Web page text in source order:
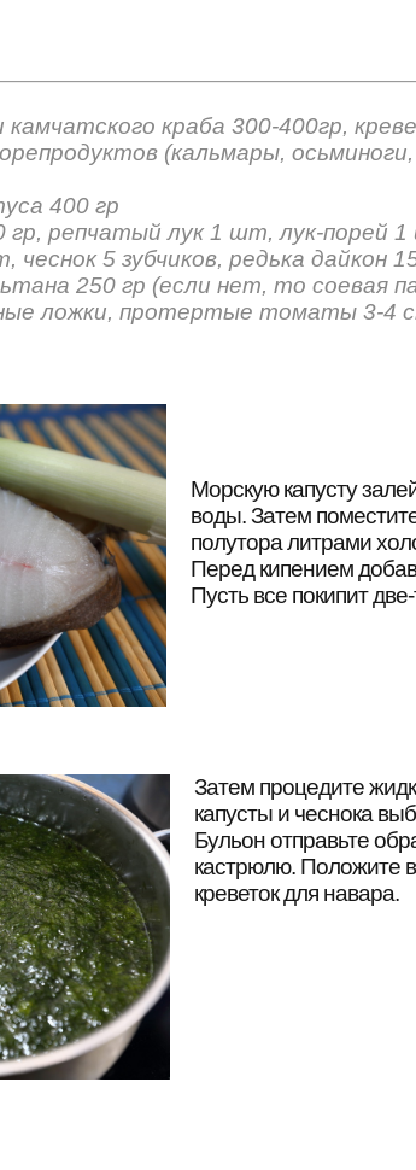
краба 300-400гр,
(кальмары,
400 гр
репчатый лук 1 шт, лук-порей
5 зубчиков, редька дайкон
250 гр (если нет, то соевая
ложки, протертые томаты 3-4
Морскую капусту
воды. Затем
полутора литрами
Перед кипением
Пусть все покипит
Затем процедите
капусты и чеснока
Бульон отправьте
кастрюлю. Положите
креветок для навара.